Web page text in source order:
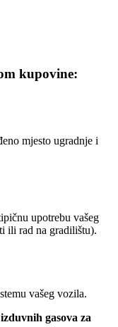
kupovine:
mjesto ugradnje i
upotrebu vašeg
ili rad na gradilištu).
vašeg vozila.
gasova za